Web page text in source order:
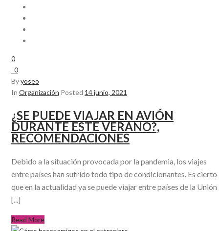
0
0
Byyoseo
In Organización Posted 14 junio, 2021
¿SE PUEDE VIAJAR EN AVIÓN
DURANTE ESTE VERANO?,
RECOMENDACIONES
Debido a la situación provocada por la pandemia, los viajes
entre países han sufrido todo tipo de condicionantes. Es cierto
que en la actualidad ya se puede viajar entre países de la Unión
[...]
Read More